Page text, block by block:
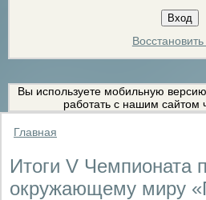
Вы используете мобильную
работать с нашим сайтом
Главная
Итоги V Чемпионата
окружающему миру